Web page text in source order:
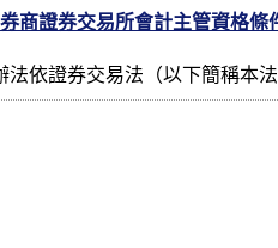
商證券交易所會計主管資格條
法依證券交易法（以下簡稱本